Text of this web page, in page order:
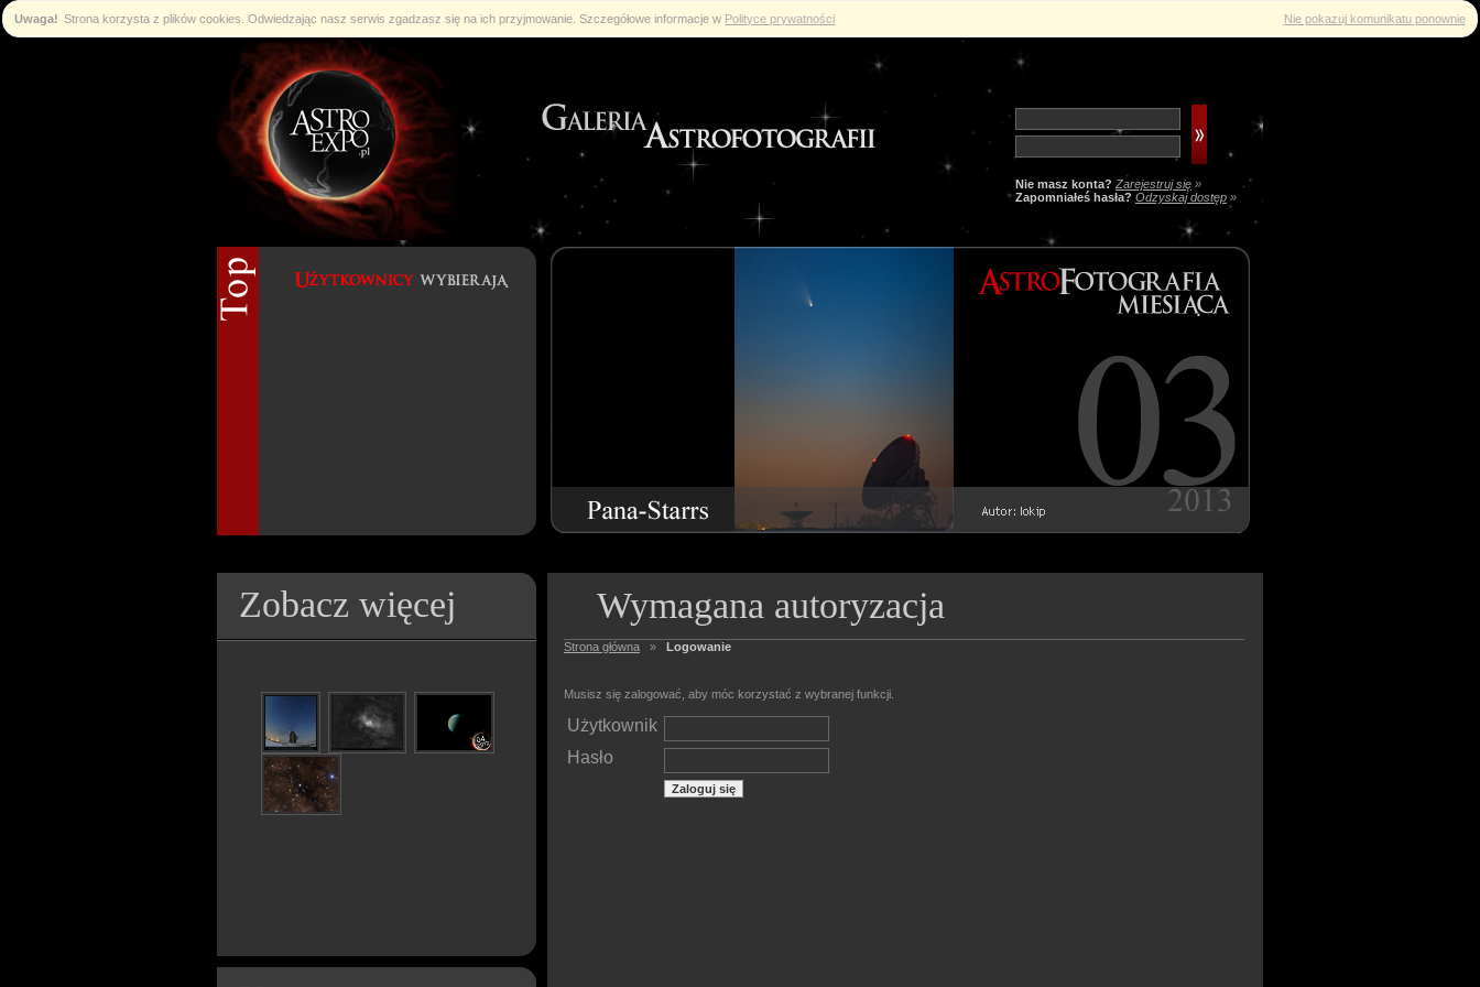
Uwaga! Strona korzysta z plików cookies. Odwiedzając nasz serwis zgadzasz się na ich przyjmowanie. Szczegółowe informacje w Polityce prywatności Nie pokazuj komunikatu ponownie
Nie masz konta? Zarejestruj się »
Zapomniałeś hasła? Odzyskaj dostęp »
Zobacz więcej Wymagana autoryzacja
Strona główna » Logowanie
Musisz się zalogować, aby móc korzystać z wybranej funkcji.
Użytkownik
Hasło